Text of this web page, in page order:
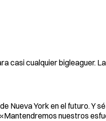
casi cualquier bigleaguer.
Nueva York en el futuro. Y
nuestros